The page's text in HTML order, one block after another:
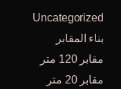
Uncategorized
بناء المقابر
مقابر 120 متر
مقابر 20 متر